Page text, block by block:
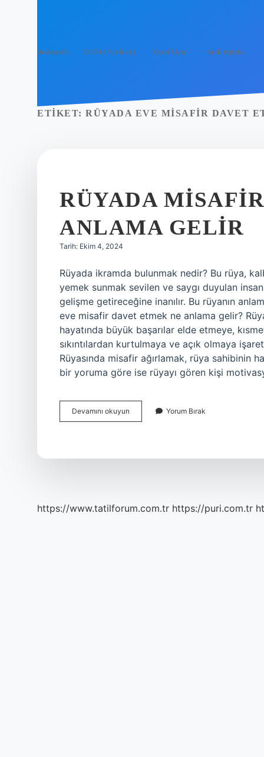
Anasayfa Gizlilik Politikası Yasal Uyarı Hakkımızda
ETIKET: RÜYADA EVE MISAFIR DAVET
RÜYADA
ANLAMA GELIR
Tarih: Ekim 4, 2024
Rüyada ikramda bulunmak nedir? Bu rüya,
yemek sunmak sevilen ve saygı duyulan
gelişme getireceğine inanılır. Bu rüyanın
eve misafir davet etmek ne anlama gelir?
hayatında büyük başarılar elde etmeye,
sıkıntılardan kurtulmaya ve açık olmaya
Rüyasında misafir ağırlamak, rüya sahibinin
bir yoruma göre ise rüyayı gören kişi
Devamını okuyun
Misafire
Yorum Bırak
https://www.tatilforum.com.tr https://puri.com.tr